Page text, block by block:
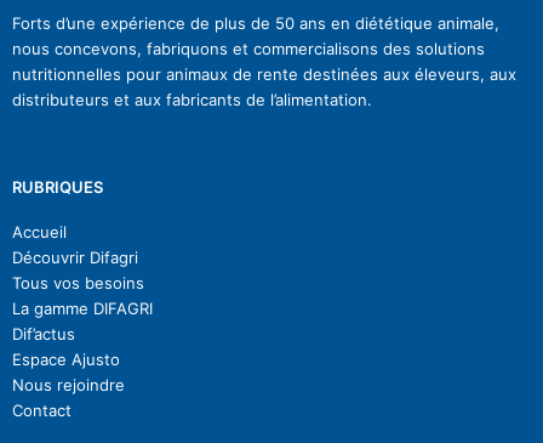
Forts d’une expérience de plus de 50 ans en diététique animale,
nous concevons, fabriquons et commercialisons des solutions
nutritionnelles pour animaux de rente destinées aux éleveurs, aux
distributeurs et aux fabricants de l’alimentation.
RUBRIQUES
Accueil
Découvrir Difagri
Tous vos besoins
La gamme DIFAGRI
Dif’actus
Espace Ajusto
Nous rejoindre
Contact